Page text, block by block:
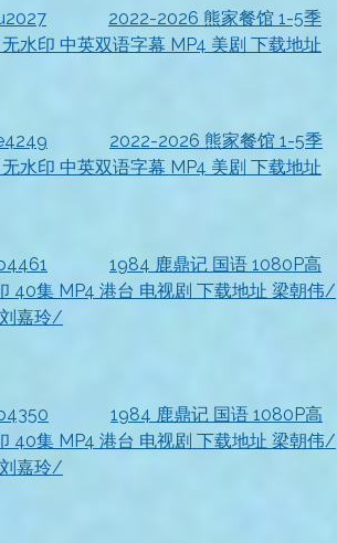
2022-2026 熊家餐馆 1-5季
水印 中英双语字幕 MP4 美剧 下载地址
2022-2026 熊家餐馆 1-5季
水印 中英双语字幕 MP4 美剧 下载地址
1984 鹿鼎记 国语 1080P高
40集 MP4 港台 电视剧 下载地址 梁朝伟/
嘉玲/
1984 鹿鼎记 国语 1080P高
40集 MP4 港台 电视剧 下载地址 梁朝伟/
嘉玲/